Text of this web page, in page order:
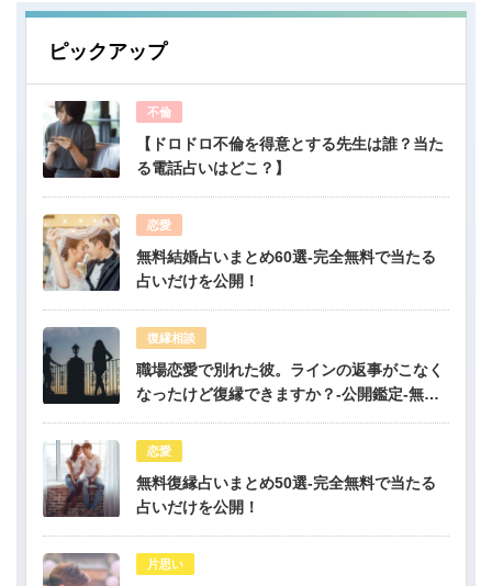
ピックアップ
不倫
【ドロドロ不倫を得意とする先生は誰？当た
る電話占いはどこ？】
恋愛
無料結婚占いまとめ60選-完全無料で当たる
占いだけを公開！
復縁相談
職場恋愛で別れた彼。ラインの返事がこなく
なったけど復縁できますか？-公開鑑定-無料
恋愛
無料復縁占いまとめ50選-完全無料で当たる
占いだけを公開！
片思い